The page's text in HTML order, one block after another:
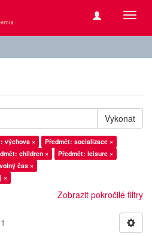
Vykonat
výchova ×
Předmět: socializace ×
children ×
Předmět: leisure ×
čas ×
×
Zobrazit pokročilé filtry